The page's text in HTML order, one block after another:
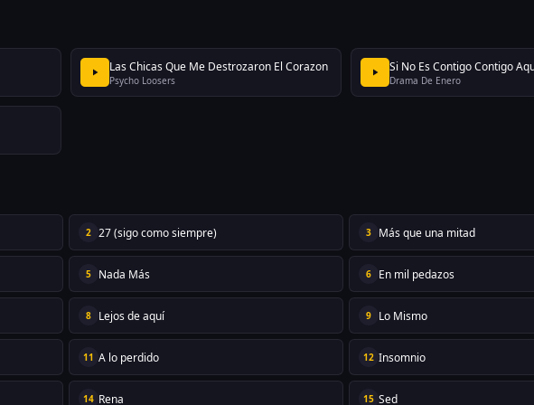
Las Chicas Que Me Destrozaron El Corazon
Psycho Loosers
Si No Es Contigo Contigo
Drama De Enero
2 27 (sigo como siempre) 3 Más que una mitad
5 Nada Más 6 En mil pedazos
8 Lejos de aquí 9 Lo Mismo
11 A lo perdido 12 Insomnio
14 Rena 15 Sed